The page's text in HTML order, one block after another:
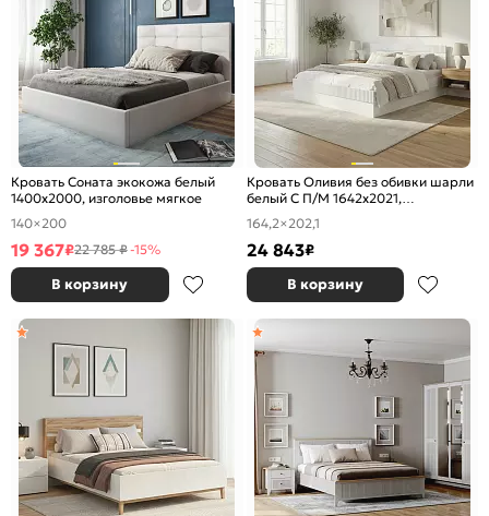
Кровать Соната экокожа белый
1400x2000, изголовье мягкое
140×200
19 367₽22 785 ₽-15%
В корзину
Кровать Оливия без обивки шарли
белый С П/М 1642x2021,
ортопедическое основание,
изголовье жесткое
164,2×202,1
24 843₽
В корзину